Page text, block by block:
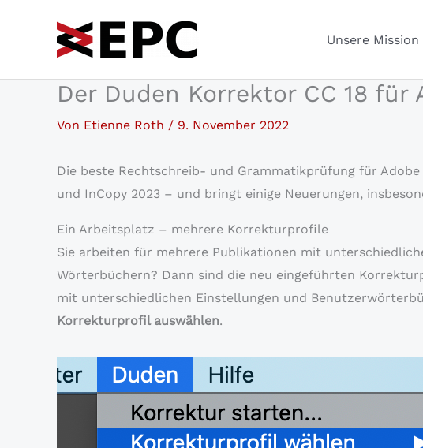
Unsere Mission
Der Duden Korrektor CC 18
Von Etienne Roth / 9. November 2022
Die beste Rechtschreib- und Grammatikprüfung für
und InCopy 2023 – und bringt einige Neuerungen,
Ein Arbeitsplatz – mehrere Korrekturprofile
Sie arbeiten für mehrere Publikationen mit
Wörterbüchern? Dann sind die neu eingeführten
mit unterschiedlichen Einstellungen und
Korrekturprofil auswählen.